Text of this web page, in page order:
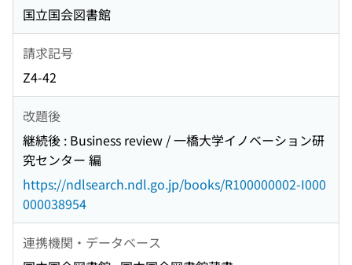
国立国会図書館
請求記号
Z4-42
改題後
継続後 : Business review / 一橋大学イノベーション研
究センター 編
https://ndlsearch.ndl.go.jp/books/R100000002-I000
000038954
連携機関・データベース